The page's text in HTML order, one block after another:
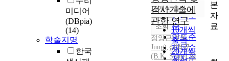
미디어
(DBpia)
(14)
학술지명
한국
순
인기도
순
연도순
제목순
저자순
내림차순
10개씩 출력
10개씩
출력
20개씩
조회
검사기술에
관한 연구
정양근(Y.K.
Jung),심병균
(B.K. Shim),양
본
자
료